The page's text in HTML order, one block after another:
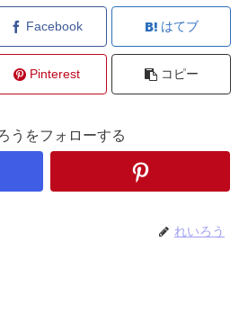
Facebook はてブ
Pinterest コピー
うをフォローする
れいろう